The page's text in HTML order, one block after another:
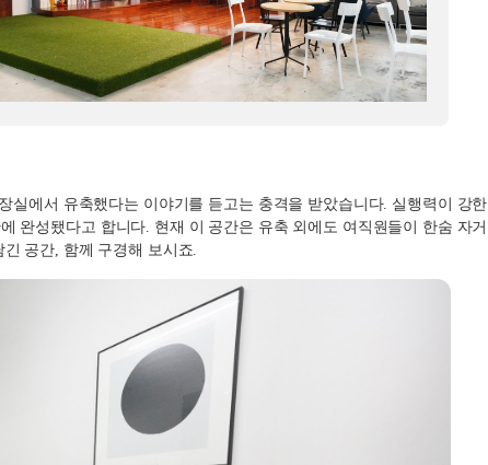
실에서 유축했다는 이야기를 듣고는 충격을 받았습니다. 실행력이 강한
완성됐다고 합니다 현재 이 공간은 유축 외에도 여직원들이 한숨 자거
긴 공간 함께 구경해 보시죠